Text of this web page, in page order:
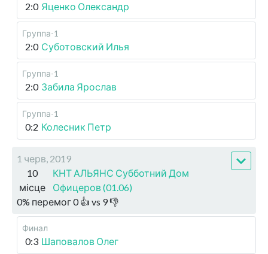
2:0 Яценко Олександр
Группа-1
2:0 Суботовский Илья
Группа-1
2:0 Забила Ярослав
Группа-1
0:2 Колесник Петр
1 черв, 2019
10
місце
КНТ АЛЬЯНС Субботний Дом
Офицеров (01.06)
0% перемог0👍 vs 9👎
Финал
0:3 Шаповалов Олег